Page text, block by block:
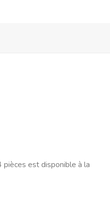
est disponible à la